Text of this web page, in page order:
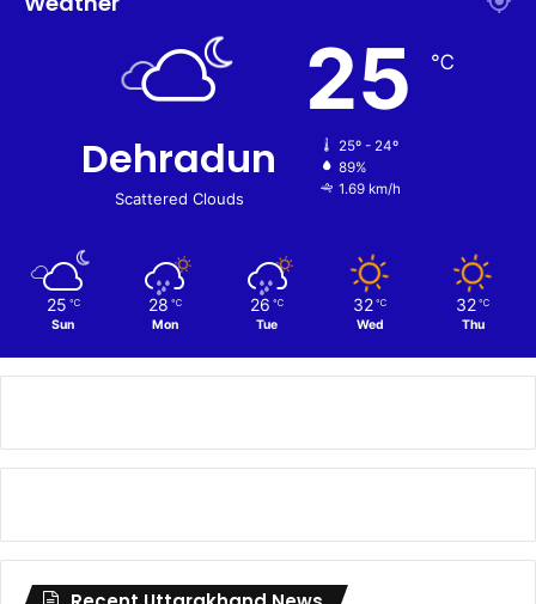
Dehradun
Scattered Clouds
25 ℃
25º - 24º
89%
1.69 km/h
25 ℃
Sun
28 ℃
Mon
26 ℃
Tue
32 ℃
Wed
32 ℃
Thu